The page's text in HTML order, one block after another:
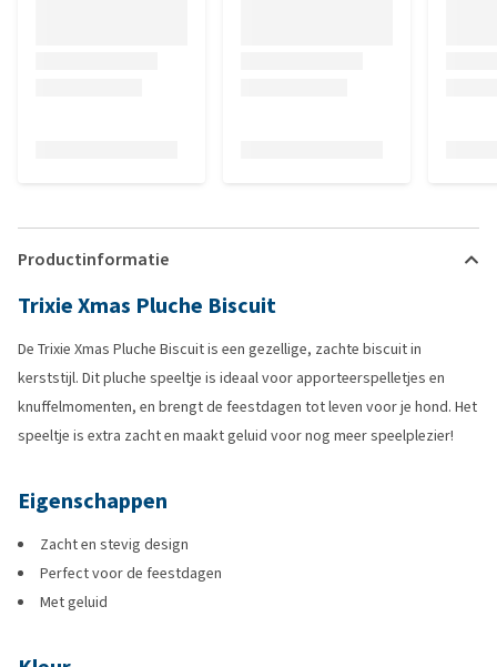
Productinformatie
Trixie Xmas Pluche Biscuit
De Trixie Xmas Pluche Biscuit is een gezellige, zachte biscuit in
kerststijl. Dit pluche speeltje is ideaal voor apporteerspelletjes en
knuffelmomenten, en brengt de feestdagen tot leven voor je hond. Het
speeltje is extra zacht en maakt geluid voor nog meer speelplezier!
Eigenschappen
Zacht en stevig design
Perfect voor de feestdagen
Met geluid